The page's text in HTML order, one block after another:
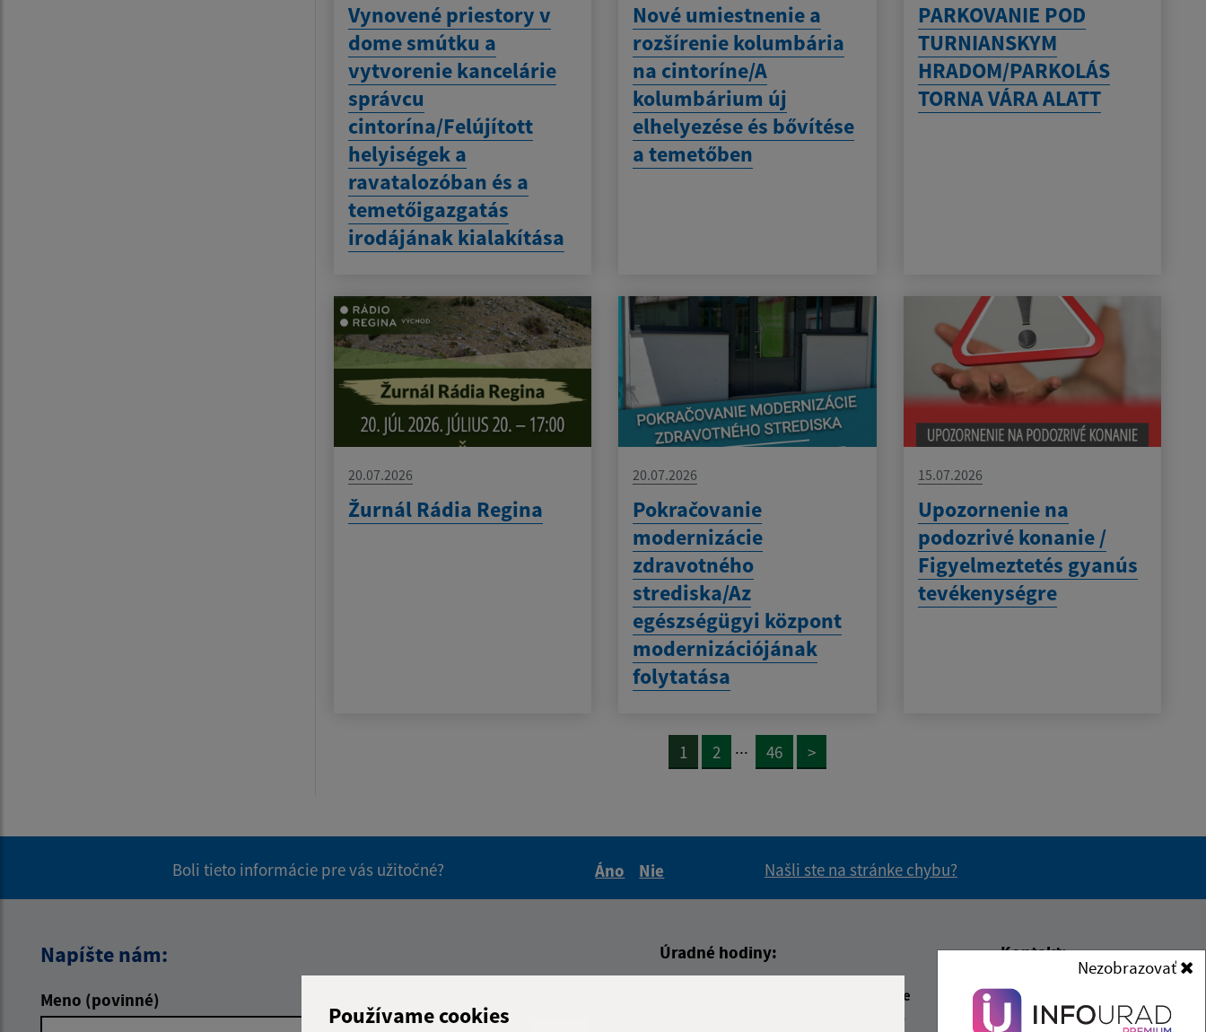
Používame cookies
Nezobrazovať
Vynovené priestory v
dome smútku a
vytvorenie kancelárie
správcu
cintorína/Felújított
helyiségek a
ravatalozóban és a
temetőigazgatás
irodájának kialakítása
Nové umiestnenie a
rozšírenie kolumbária
na cintoríne/A
kolumbárium új
elhelyezése és bővítése
a temetőben
PARKOVANIE POD
TURNIANSKYM
HRADOM/PARKOLÁS
TORNA VÁRA ALATT
20.07.2026
Žurnál Rádia Regina
20.07.2026
Pokračovanie
modernizácie
zdravotného
strediska/Az
egészségügyi központ
modernizációjának
folytatása
15.07.2026
Upozornenie na
podozrivé konanie /
Figyelmeztetés gyanús
tevékenységre
1 2 ... 46 >
Boli tieto informácie pre vás užitočné?
Áno
Nie
Našli ste na stránke chybu?
Napíšte nám:
Meno (povinné)
Úradné hodiny:
Čas poobede
12:00 - 14:30
Kontakt:
Obecný úrad Turňa nad
Bodvou